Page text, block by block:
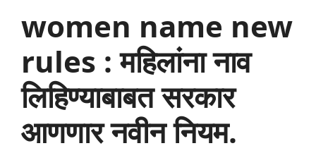
women name new
rules : महिलांना नाव
लिहिण्याबाबत सरकार
आणणार नवीन नियम.